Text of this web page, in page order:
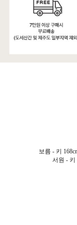
보름 - 키
서원 - 키